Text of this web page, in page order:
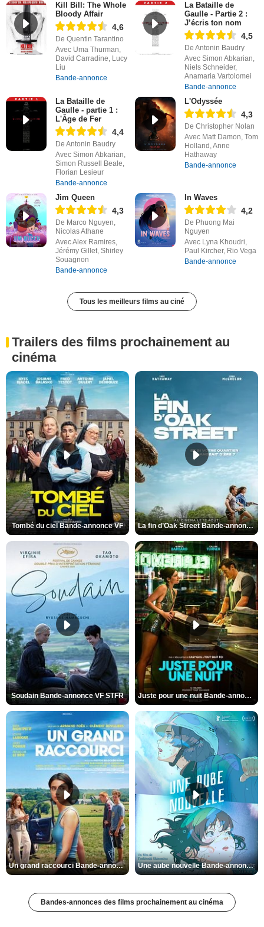
Kill Bill: The Whole
Bloody Affair
4,6
De Quentin Tarantino
Avec Uma Thurman,
David Carradine, Lucy
Liu
Bande-annonce
La Bataille de
Gaulle - Partie 2 :
J’écris ton nom
4,5
De Antonin Baudry
Avec Simon Abkarian,
Niels Schneider,
Anamaria Vartolomei
Bande-annonce
La Bataille de
Gaulle - partie 1 :
L'Âge de Fer
4,4
De Antonin Baudry
Avec Simon Abkarian,
Simon Russell Beale,
Florian Lesieur
Bande-annonce
L'Odyssée
4,3
De Christopher Nolan
Avec Matt Damon, Tom
Holland, Anne
Hathaway
Bande-annonce
Jim Queen
4,3
De Marco Nguyen,
Nicolas Athane
Avec Alex Ramires,
Jérémy Gillet, Shirley
Souagnon
Bande-annonce
In Waves
4,2
De Phuong Mai
Nguyen
Avec Lyna Khoudri,
Paul Kircher, Rio Vega
Bande-annonce
Tous les meilleurs films au ciné
Trailers des films prochainement au
cinéma
Tombé du ciel Bande-annonce VF La fin d’Oak Street Bande-annonce VO STFR
Soudain Bande-annonce VF STFR Juste pour une nuit Bande-annonce VO STFR
Un grand raccourci Bande-annonce VF Une aube nouvelle Bande-annonce VO STFR
Bandes-annonces des films prochainement au cinéma